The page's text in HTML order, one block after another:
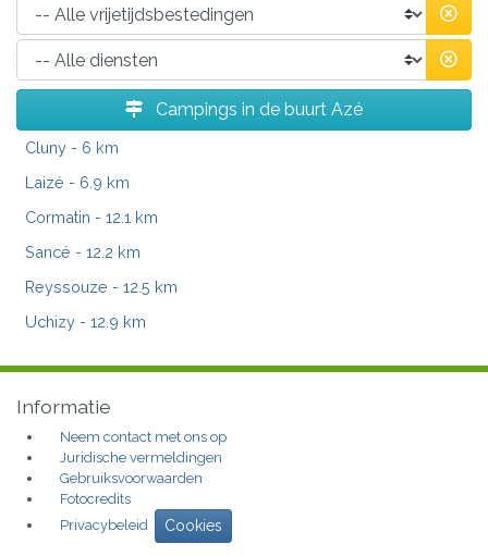
Campings in de buurt Azé
Cluny - 6 km
Laizé - 6.9 km
Cormatin - 12.1 km
Sancé - 12.2 km
Reyssouze - 12.5 km
Uchizy - 12.9 km
Informatie
Neem contact met ons op
Juridische vermeldingen
Gebruiksvoorwaarden
Fotocredits
Privacybeleid
Cookies